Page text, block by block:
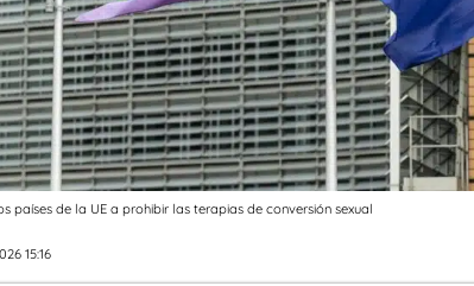
países de la UE a prohibir las terapias de conversión sexual
15:16